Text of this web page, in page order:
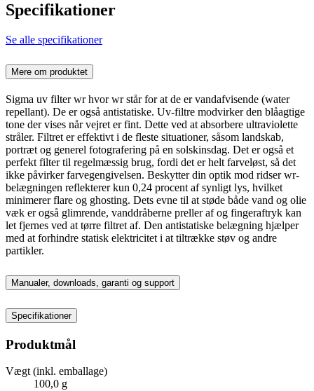
Specifikationer
Se alle specifikationer
Mere om produktet
Sigma uv filter wr hvor wr står for at de er vandafvisende (water
repellant). De er også antistatiske. Uv-filtre modvirker den blåagtige
tone der vises når vejret er fint. Dette ved at absorbere ultraviolette
stråler. Filtret er effektivt i de fleste situationer, såsom landskab,
portræt og generel fotografering på en solskinsdag. Det er også et
perfekt filter til regelmæssig brug, fordi det er helt farveløst, så det
ikke påvirker farvegengivelsen. Beskytter din optik mod ridser wr-
belægningen reflekterer kun 0,24 procent af synligt lys, hvilket
minimerer flare og ghosting. Dets evne til at støde både vand og olie
væk er også glimrende, vanddråberne preller af og fingeraftryk kan
let fjernes ved at tørre filtret af. Den antistatiske belægning hjælper
med at forhindre statisk elektricitet i at tiltrække støv og andre
partikler.
Manualer, downloads, garanti og support
Specifikationer
Produktmål
Vægt (inkl. emballage)
100,0 g